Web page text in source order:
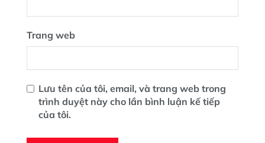
Trang web
Lưu tên của tôi, email, và trang web trong
trình duyệt này cho lần bình luận kế tiếp
của tôi.